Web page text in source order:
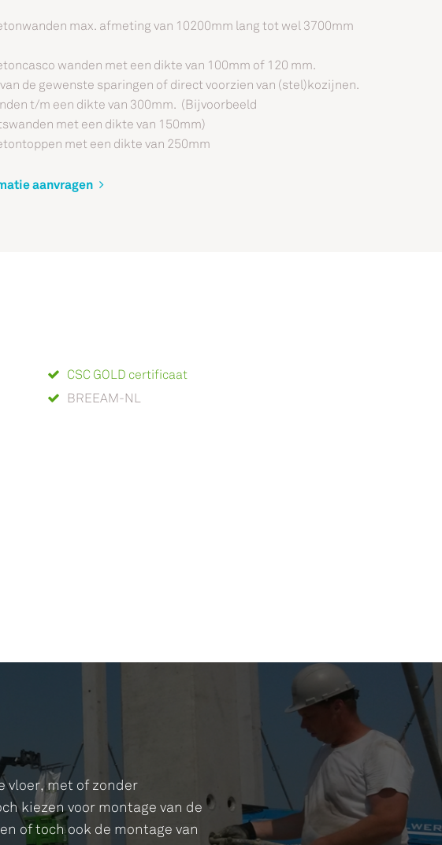
max. afmeting van 10200mm lang tot wel 3700mm
wanden met een dikte van 100mm of 120 mm.
de gewenste sparingen of direct voorzien van (stel)kozijnen.
t/m een dikte van 300mm. (Bijvoorbeeld
met een dikte van 150mm)
met een dikte van 250mm
aanvragen
CSC GOLD certificaat
BREEAM-NL
vloer, met of zonder
kiezen voor montage van de
of toch ook de montage van